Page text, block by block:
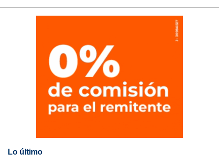
Lo último